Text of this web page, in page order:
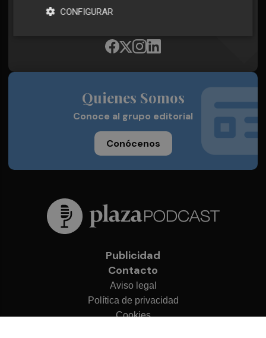
Plaza Podcast, desde cualquier medio
Quienes Somos
Conoce al grupo editorial
Conócenos
Publicidad
Contacto
Aviso legal
Política de privacidad
Cookies
CONFIGURAR